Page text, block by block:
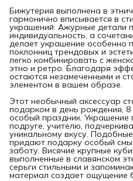
Бижутерия выполнена в
гармонично вписывается в
украшений. Ажурные детали
индивидуальность, а
делает украшение особенно
поклонниц трендовых и
легко комбинировать с
этно и ретро. Благодаря
остаются незамеченными и
элементом в вашем образе.
Этот необычный аксессуар
подарком в день рождения,
особый праздник. Украшение
подруге, учителю,
уникальному вкусу.
придают подарку особый
заботу. Висячие крупные
выполненные в славянском
серьги стильными и
материал создает ощущение